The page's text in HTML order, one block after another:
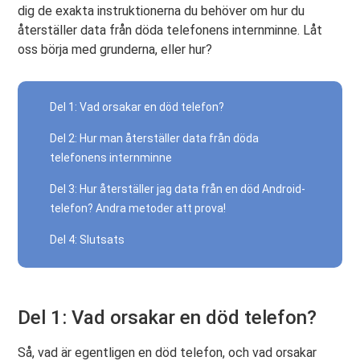
dig de exakta instruktionerna du behöver om hur du
återställer data från döda telefonens internminne. Låt
oss börja med grunderna, eller hur?
Del 1: Vad orsakar en död telefon?
Del 2: Hur man återställer data från döda
telefonens internminne
Del 3: Hur återställer jag data från en död Android-
telefon? Andra metoder att prova!
Del 4: Slutsats
Del 1: Vad orsakar en död telefon?
Så, vad är egentligen en död telefon, och vad orsakar